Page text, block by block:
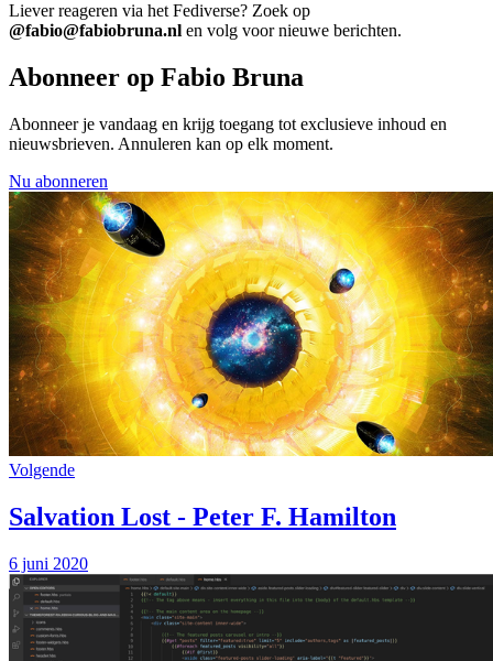
Liever reageren via het Fediverse? Zoek op
@fabio@fabiobruna.nl en volg voor nieuwe berichten.
Abonneer op Fabio Bruna
Abonneer je vandaag en krijg toegang tot exclusieve inhoud en
nieuwsbrieven. Annuleren kan op elk moment.
Nu abonneren
Volgende
Salvation Lost - Peter F. Hamilton
6 juni 2020